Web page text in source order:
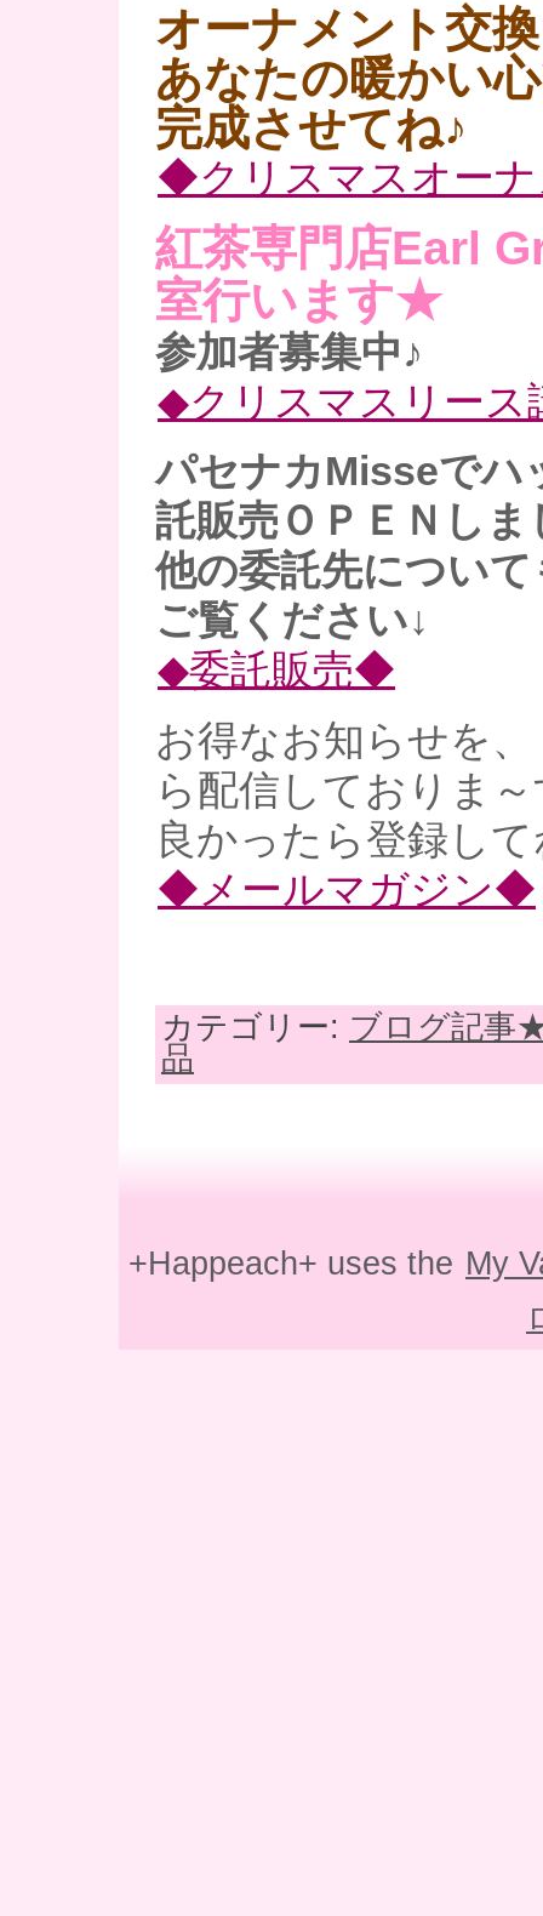
オーナメント交
あなたの暖かい
完成させてね♪
◆クリスマスオー
紅茶専門店Earl
室行います★
参加者募集中♪
◆クリスマスリー
パセナカMisseでハ
託販売ＯＰＥＮしま
他の委託先につい
ご覧ください↓
◆委託販売◆
お得なお知らせを
ら配信しておりま～
良かったら登録して
◆メールマガジン◆
カテゴリー: ブログ記事
品
+Happeach+ uses the My